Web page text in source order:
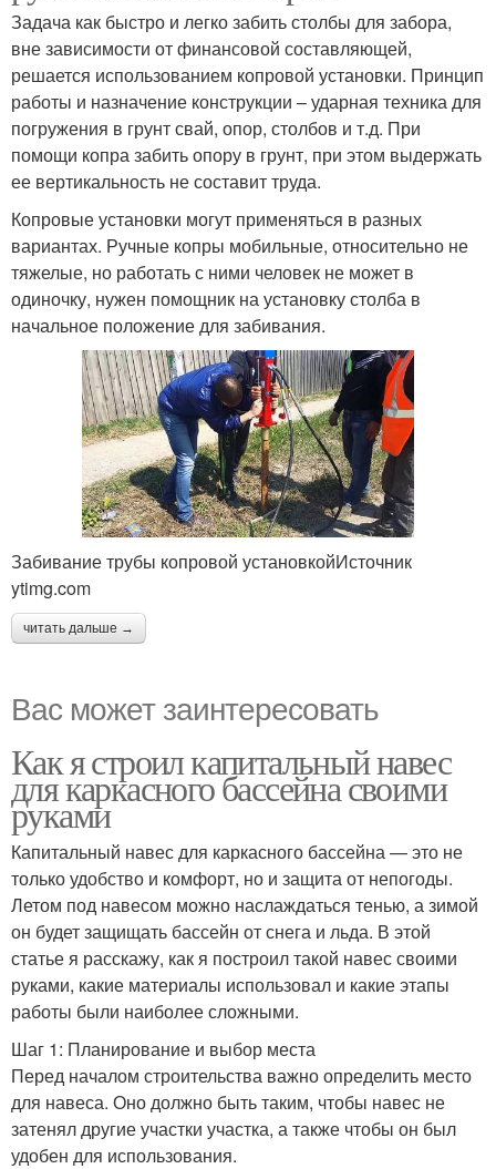
Задача как быстро и легко забить столбы для забора,
вне зависимости от финансовой составляющей,
решается использованием копровой установки. Принцип
работы и назначение конструкции – ударная техника для
погружения в грунт свай, опор, столбов и т.д. При
помощи копра забить опору в грунт, при этом выдержать
ее вертикальность не составит труда.
Копровые установки могут применяться в разных
вариантах. Ручные копры мобильные, относительно не
тяжелые, но работать с ними человек не может в
одиночку, нужен помощник на установку столба в
начальное положение для забивания.
Забивание трубы копровой установкойИсточник
ytimg.com
читать дальше →
Вас может заинтересовать
Как я строил капитальный навес
для каркасного бассейна своими
руками
Капитальный навес для каркасного бассейна — это не
только удобство и комфорт, но и защита от непогоды.
Летом под навесом можно наслаждаться тенью, а зимой
он будет защищать бассейн от снега и льда. В этой
статье я расскажу, как я построил такой навес своими
руками, какие материалы использовал и какие этапы
работы были наиболее сложными.
Шаг 1: Планирование и выбор места
Перед началом строительства важно определить место
для навеса. Оно должно быть таким, чтобы навес не
затенял другие участки участка, а также чтобы он был
удобен для использования.